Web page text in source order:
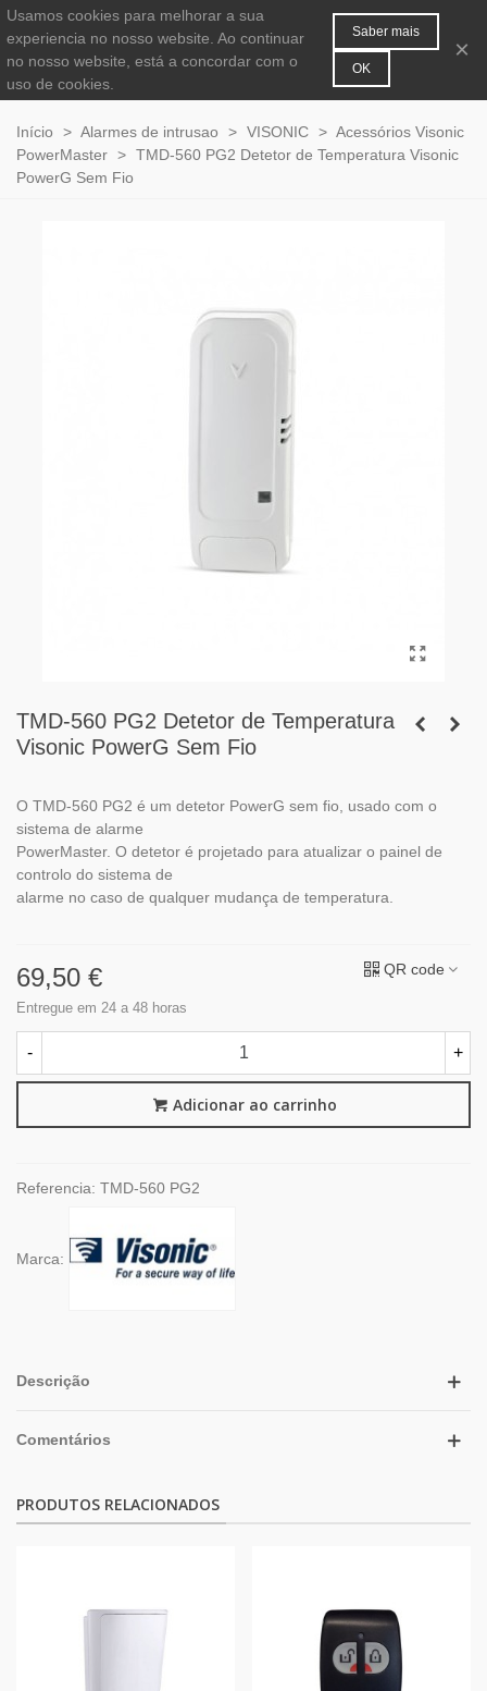
0
Início > Alarmes de intrusao > VISONIC > Acessórios Visonic
PowerMaster > TMD-560 PG2 Detetor de Temperatura Visonic
PowerG Sem Fio
TMD-560 PG2 Detetor de Temperatura
Visonic PowerG Sem Fio
O TMD-560 PG2 é um detetor PowerG sem fio, usado com o
sistema de alarme
PowerMaster. O detetor é projetado para atualizar o painel de
controlo do sistema de
alarme no caso de qualquer mudança de temperatura.
69,50 €
Entregue em 24 a 48 horas
QR code
- +
Adicionar ao carrinho
Referencia: TMD-560 PG2
Marca:
Descrição
Comentários
PRODUTOS RELACIONADOS
Usamos cookies para melhorar a sua
experiencia no nosso website. Ao continuar
no nosso website, está a concordar com o
uso de cookies.
Saber mais
OK
×